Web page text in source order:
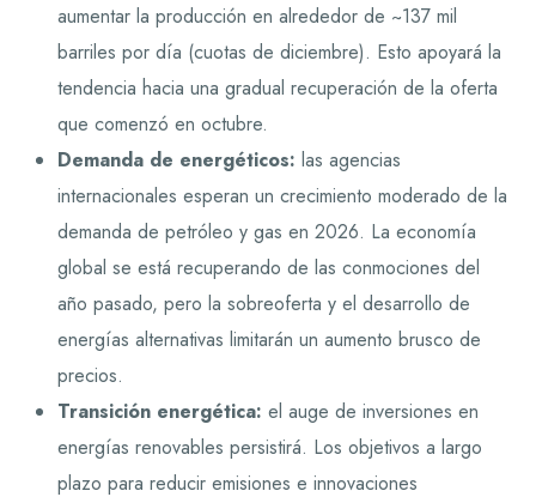
aumentar la producción en alrededor de ~137 mil
barriles por día (cuotas de diciembre). Esto apoyará la
tendencia hacia una gradual recuperación de la oferta
que comenzó en octubre.
Demanda de energéticos: las agencias
internacionales esperan un crecimiento moderado de la
demanda de petróleo y gas en 2026. La economía
global se está recuperando de las conmociones del
año pasado, pero la sobreoferta y el desarrollo de
energías alternativas limitarán un aumento brusco de
precios.
Transición energética: el auge de inversiones en
energías renovables persistirá. Los objetivos a largo
plazo para reducir emisiones e innovaciones